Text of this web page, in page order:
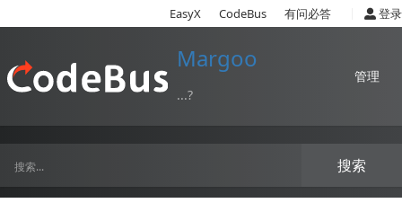
EasyX CodeBus 有问必答 登录
Margoo
...?
管理
搜索